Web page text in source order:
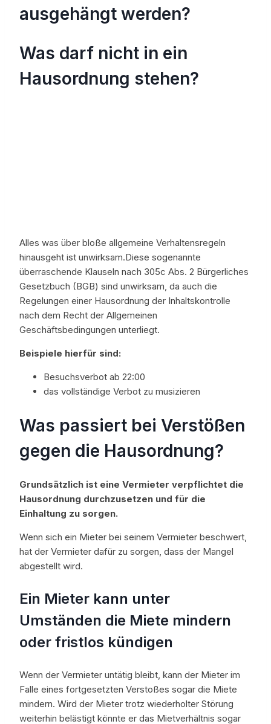
ausgehängt werden?
Was darf nicht in ein
Hausordnung stehen?
Alles was über bloße allgemeine Verhaltensregeln
hinausgeht ist unwirksam.Diese sogenannte
überraschende Klauseln nach 305c Abs. 2 Bürgerliches
Gesetzbuch (BGB) sind unwirksam, da auch die
Regelungen einer Hausordnung der Inhaltskontrolle
nach dem Recht der Allgemeinen
Geschäftsbedingungen unterliegt.
Beispiele hierfür sind:
Besuchsverbot ab 22:00
das vollständige Verbot zu musizieren
Was passiert bei Verstößen
gegen die Hausordnung?
Grundsätzlich ist eine Vermieter verpflichtet die
Hausordnung durchzusetzen und für die
Einhaltung zu sorgen.
Wenn sich ein Mieter bei seinem Vermieter beschwert,
hat der Vermieter dafür zu sorgen, dass der Mangel
abgestellt wird.
Ein Mieter kann unter
Umständen die Miete mindern
oder fristlos kündigen
Wenn der Vermieter untätig bleibt, kann der Mieter im
Falle eines fortgesetzten Verstoßes sogar die Miete
mindern. Wird der Mieter trotz wiederholter Störung
weiterhin belästigt könnte er das Mietverhältnis sogar